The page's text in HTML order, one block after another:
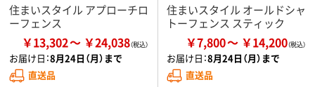
住まいスタイル アプローチロ
ーフェンス
￥13,302 ￥24,038
お届け日：8月24日（月）まで
直送品
住まいスタイル オールドシャ
トーフェンス スティック
￥7,800 ￥14,200
お届け日：8月24日（月）まで
直送品